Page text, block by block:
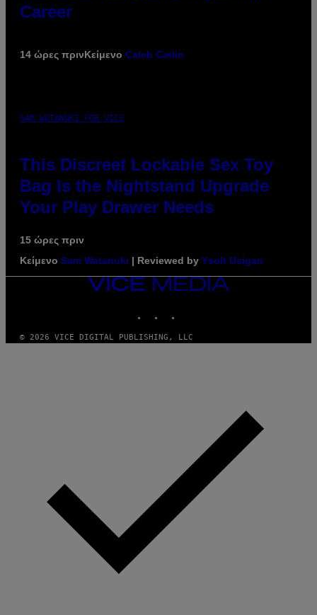
Career
14 ώρες πρινΚείμενο Caleb Catlin
SAM WATANUKI FOR VICE
This Discreet Lockable Sex Toy
Bag Is the Nightstand Upgrade
Your Play Drawer Needs
15 ώρες πριν
Κείμενο Sam Watanuki | Reviewed by Ysolt Usigan
VICE
© 2026 VICE DIGITAL PUBLISHING, LLC